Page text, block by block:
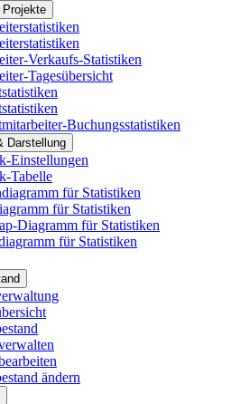
Projekte
Verkaufs-Statistiken
Tagesübersicht
Buchungsstatistiken
Darstellung
Einstellungen
Tabelle
für Statistiken
für Statistiken
Diagramm für Statistiken
für Statistiken
ändern